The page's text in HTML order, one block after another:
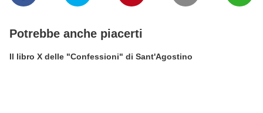
Potrebbe anche piacerti
Il libro X delle "Confessioni" di Sant'Agostino